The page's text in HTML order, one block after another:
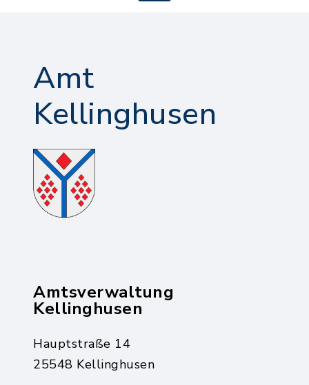
Amt
Kellinghusen
Amtsverwaltung
Kellinghusen
Hauptstraße 14
25548 Kellinghusen